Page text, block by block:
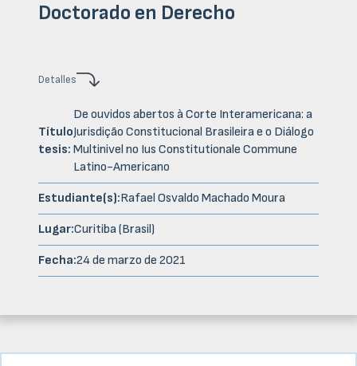
Doctorado en Derecho
Detalles
Título
tesis:
De ouvidos abertos à Corte Interamericana: a
Jurisdição Constitucional Brasileira e o Diálogo
Multinivel no Ius Constitutionale Commune
Latino-Americano
Estudiante(s):Rafael Osvaldo Machado Moura
Lugar:Curitiba (Brasil)
Fecha:24 de marzo de 2021